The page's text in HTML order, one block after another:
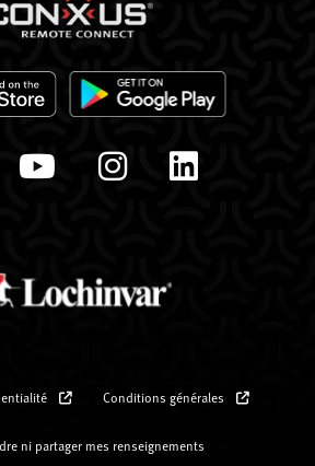
Conditions générales
ni partager mes renseignements